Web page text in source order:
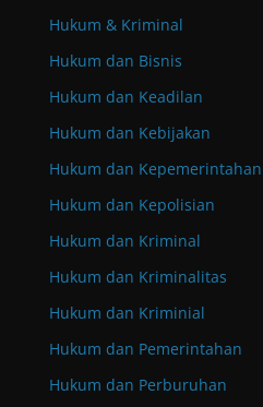
Hukum & Kriminal
Hukum dan Bisnis
Hukum dan Keadilan
Hukum dan Kebijakan
Hukum dan Kepemerintahan
Hukum dan Kepolisian
Hukum dan Kriminal
Hukum dan Kriminalitas
Hukum dan Kriminial
Hukum dan Pemerintahan
Hukum dan Perburuhan